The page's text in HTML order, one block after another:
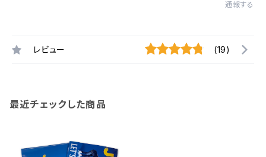
通報する
レビュー (19)
最近チェックした商品